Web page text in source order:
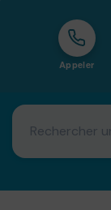
Appeler